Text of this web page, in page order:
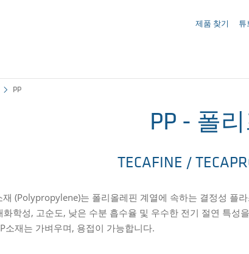
제품 찾기 튜
PP
PP - 폴
TECAFINE /
재 (Polypropylene)는 폴리올레핀 계열에 속하는 결정성 플
화학성, 고순도, 낮은 수분 흡수율 및 우수한 전기 절연 특성
소재는 가벼우며, 용접이 가능합니다.